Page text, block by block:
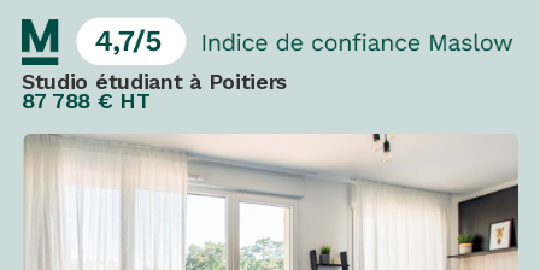
Studio étudiant à Poitiers
87 788 € HT